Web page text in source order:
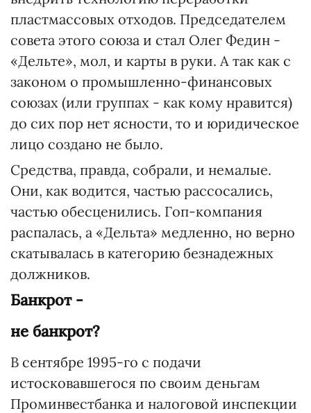
пластмассовых отходов. Председателем
совета этого союза и стал Олег Федин -
«Дельте», мол, и карты в руки. А так как с
законом о промышленно-финансовых
союзах (или группах - как кому нравится)
до сих пор нет ясности, то и юридическое
лицо создано не было.
Средства, правда, собрали, и немалые.
Они, как водится, частью рассосались,
частью обесценились. Гоп-компания
распалась, а «Дельта» медленно, но верно
скатывалась в категорию безнадежных
должников.
Банкрот -
не банкрот?
В сентябре 1995-го с подачи
истосковавшегося по своим деньгам
Проминвестбанка и налоговой инспекции